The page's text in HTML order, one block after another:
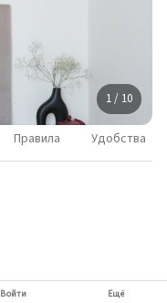
1 / 10
Правила Удобства
Войти Ещё